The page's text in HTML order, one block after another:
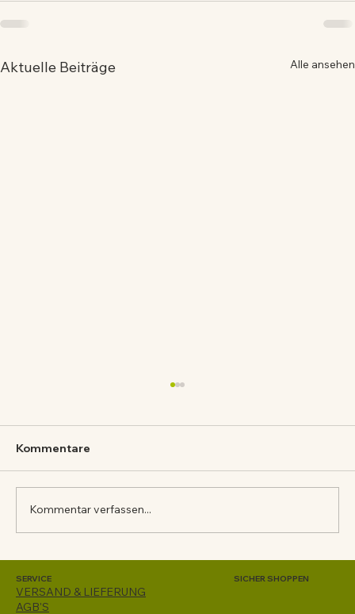
Aktuelle Beiträge Alle ansehen
BRUSCHETTA
Kommentare
Kommentar verfassen...
SERVICE
VERSAND & LIEFERUNG
AGB'S
SICHER SHOPPEN